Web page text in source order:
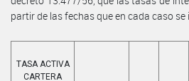
partir de las fechas que en cada caso
TASA ACTIVA
CARTERA